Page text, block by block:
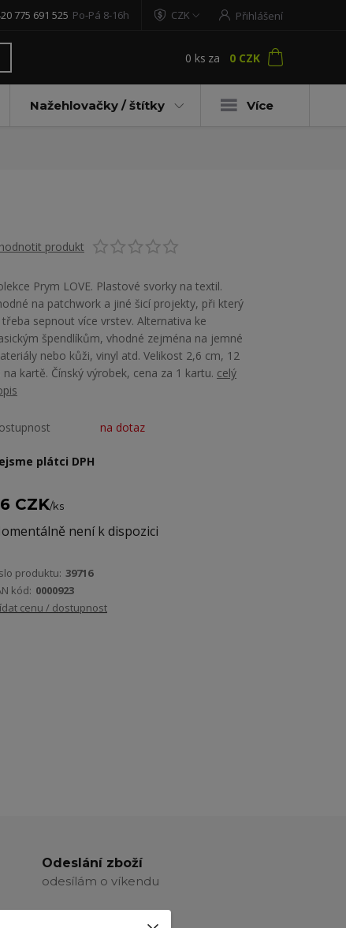
CZK Přihlášení
775 691 525 Po-Pá 8-16h
0 ks za 0 CZK
Nažehlovačky / štítky Více
produkt
Prym LOVE. Plastové svorky na textil.
na patchwork a jiné šicí projekty, při který
třeba sepnout více vrstev. Alternativa ke
špendlíkům, vhodné zejména na jemné
nebo kůži, vinyl atd. Velikost 2,6 cm, 12
na kartě. Čínský výrobek, cena za 1 kartu. celý
na dotaz
plátci DPH
CZK/ks
není k dispozici
produktu: 39716
kód: 0000923
cenu / dostupnost
Odeslání zboží
odesílám o víkendu